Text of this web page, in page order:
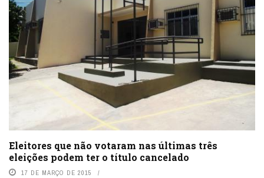
Eleitores que não votaram nas últimas três
eleições podem ter o título cancelado
17 DE MARÇO DE 2015